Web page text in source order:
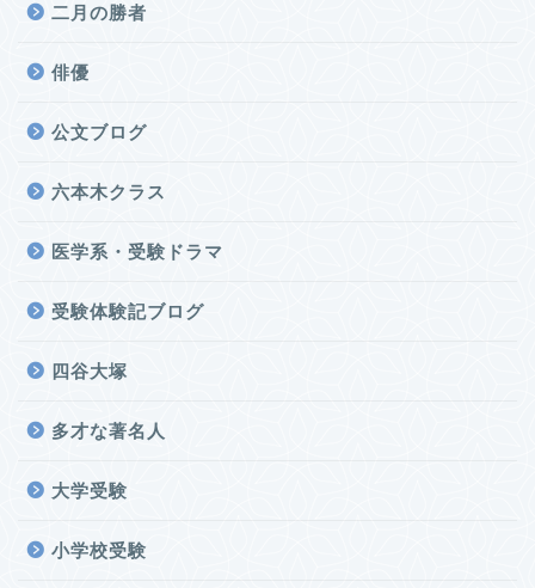
二月の勝者
俳優
公文ブログ
六本木クラス
医学系・受験ドラマ
受験体験記ブログ
四谷大塚
多才な著名人
大学受験
小学校受験